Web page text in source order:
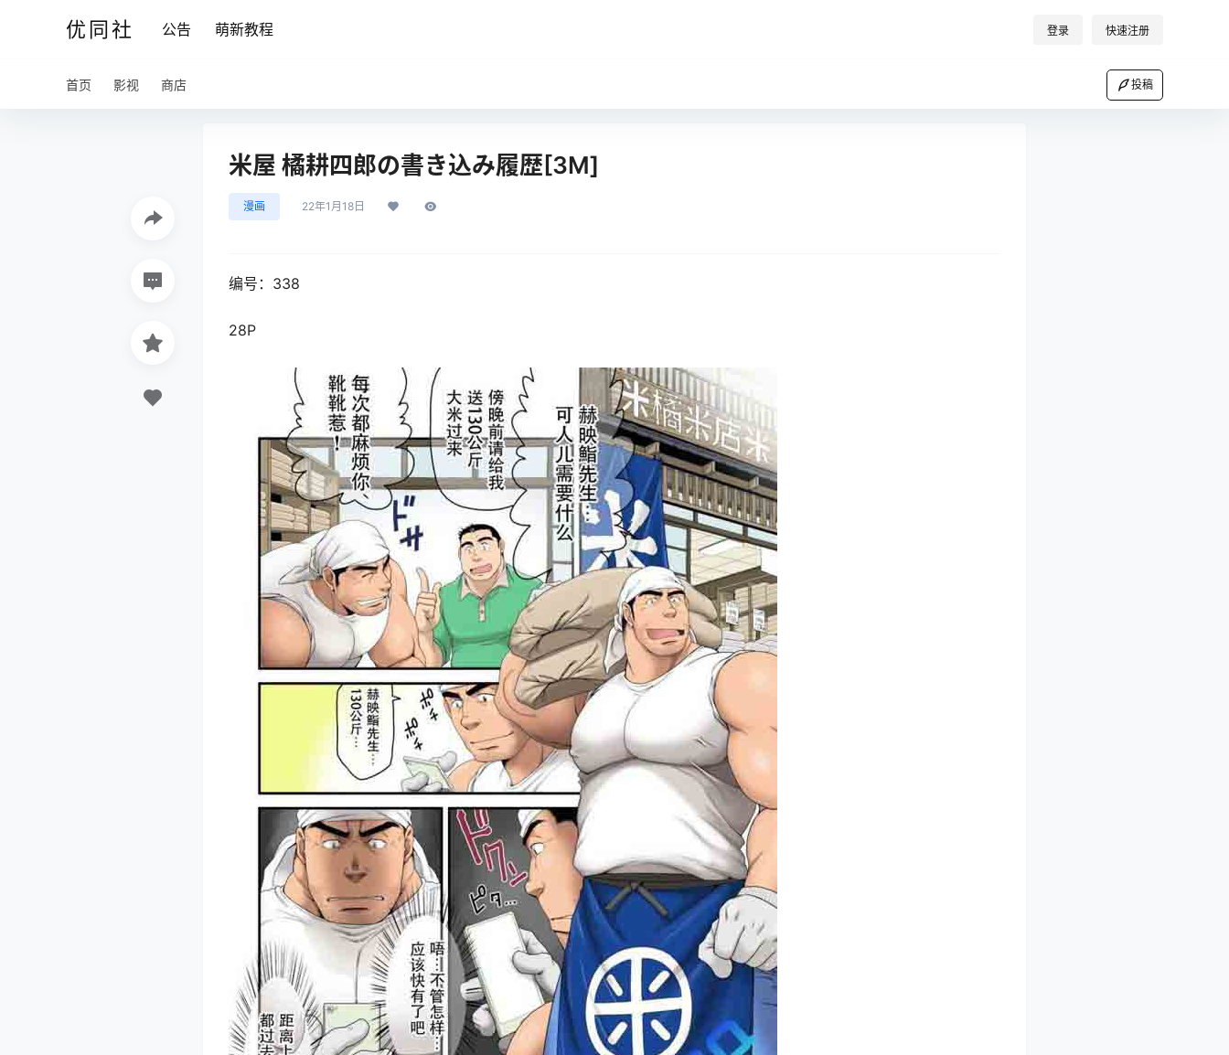
优同社 公告 萌新教程 登录 快速注册
首页 影视 商店 投稿
米屋 橘耕四郎の書き込み履歴[3M]
漫画 22年1月18日
编号：338
28P